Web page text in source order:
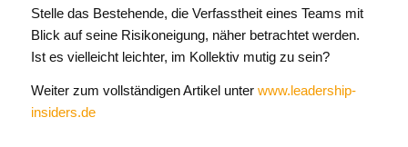
Stelle das Bestehende, die Verfasstheit eines Teams mit
Blick auf seine Risikoneigung, näher betrachtet werden.
Ist es vielleicht leichter, im Kollektiv mutig zu sein?
Weiter zum vollständigen Artikel unter www.leadership-
insiders.de